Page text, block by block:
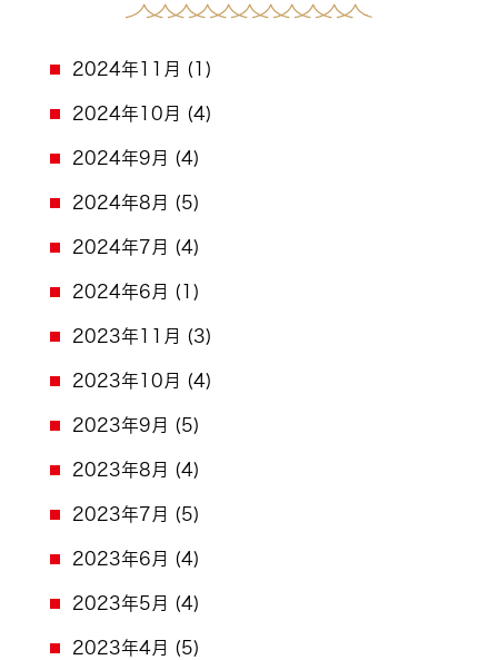
2024年11月 (1)
2024年10月 (4)
2024年9月 (4)
2024年8月 (5)
2024年7月 (4)
2024年6月 (1)
2023年11月 (3)
2023年10月 (4)
2023年9月 (5)
2023年8月 (4)
2023年7月 (5)
2023年6月 (4)
2023年5月 (4)
2023年4月 (5)